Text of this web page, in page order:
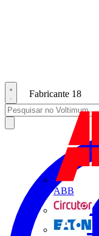
Fabricante 18
ABB